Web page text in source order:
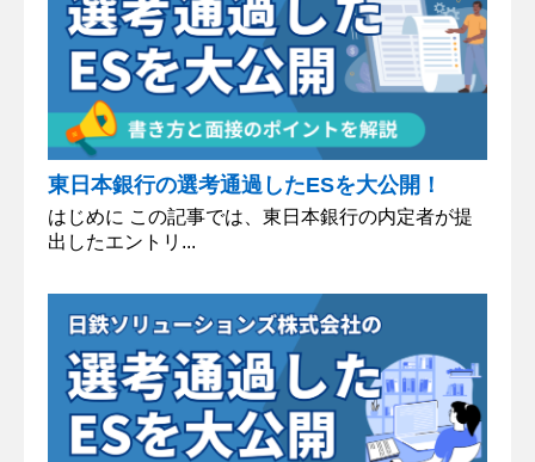
東日本銀行の選考通過したESを大公開！
はじめに この記事では、東日本銀行の内定者が提
出したエントリ...